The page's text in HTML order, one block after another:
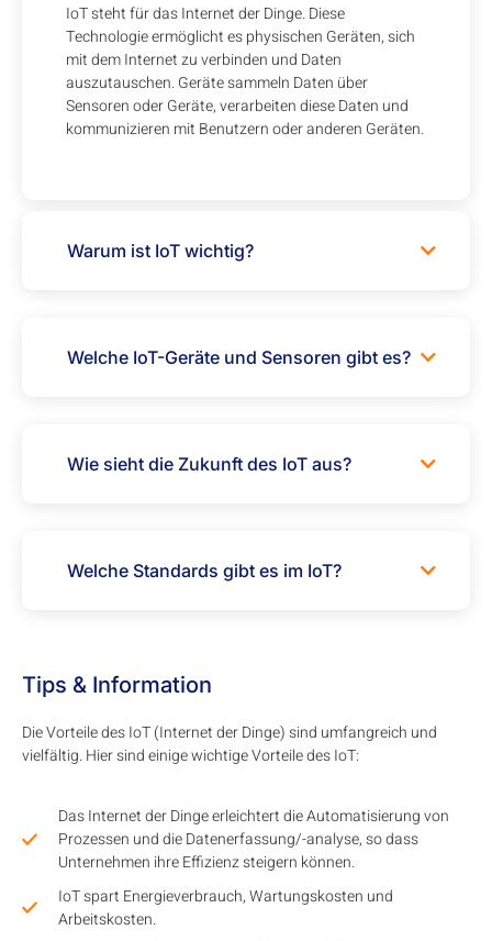
IoT steht für das Internet der Dinge. Diese
Technologie ermöglicht es physischen Geräten, sich
mit dem Internet zu verbinden und Daten
auszutauschen. Geräte sammeln Daten über
Sensoren oder Geräte, verarbeiten diese Daten und
kommunizieren mit Benutzern oder anderen Geräten.
Warum ist IoT wichtig?
Welche IoT-Geräte und Sensoren gibt es?
Wie sieht die Zukunft des IoT aus?
Welche Standards gibt es im IoT?
Tips & Information
Die Vorteile des IoT (Internet der Dinge) sind umfangreich und
vielfältig. Hier sind einige wichtige Vorteile des IoT:
Das Internet der Dinge erleichtert die Automatisierung von
Prozessen und die Datenerfassung/-analyse, so dass
Unternehmen ihre Effizienz steigern können.
IoT spart Energieverbrauch, Wartungskosten und
Arbeitskosten.